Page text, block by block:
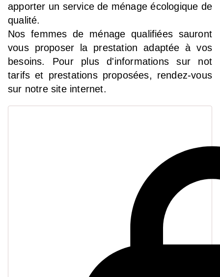
apporter un service de ménage écologique de
qualité.
Nos femmes de ménage qualifiées sauront
vous proposer la prestation adaptée à vos
besoins. Pour plus d'informations sur not
tarifs et prestations proposées, rendez-vous
sur notre site internet.